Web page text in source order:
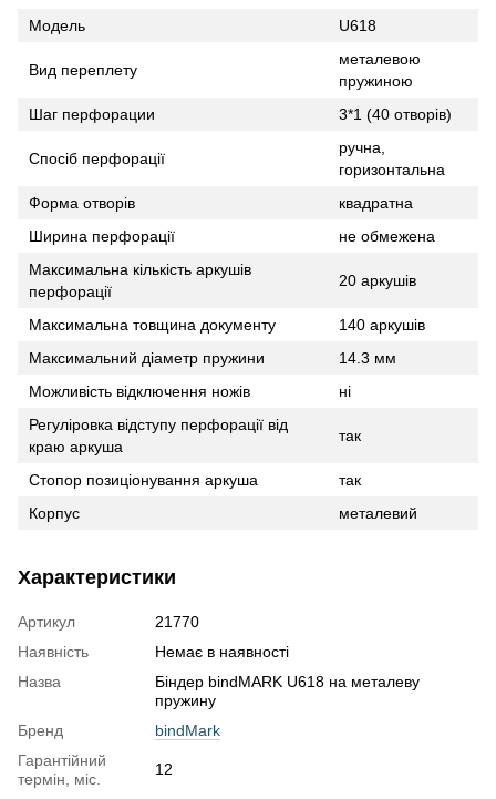
Модель
U618
Вид переплету
металевою
пружиною
Шаг перфорации
3*1 (40 отворів)
Спосіб перфорації
ручна,
горизонтальна
Форма отворів
квадратна
Ширина перфорації
не обмежена
Максимальна кількість аркушів
перфорації
20 аркушів
Максимальна товщина документу
140 аркушів
Максимальний діаметр пружини
14.3 мм
Можливість відключення ножів
ні
Регуліровка відступу перфорації від
краю аркуша
так
Стопор позиціонування аркуша
так
Корпус
металевий
Характеристики
Артикул
21770
Наявність
Немає в наявності
Назва
Біндер bindMARK U618 на металеву
пружину
Бренд
bindMark
Гарантійний
термін, міс.
12